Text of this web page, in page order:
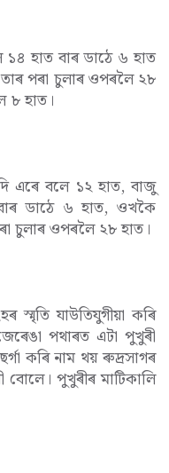
হাত বাৰ ডাঠে ৬ হাত
পৰা চুলাৰ ওপৰলৈ ২৮
৮ হাত।
এৰে বলে ১২ হাত, বাজু
ডাঠে ৬ হাত, ওখকৈ
চুলাৰ ওপৰলৈ ২৮ হাত।
স্মৃতি যাউতিযুগীয়া কৰি
পথাৰত এটা পুখুৰী
কৰি নাম থয় ৰুদ্ৰসাগৰ
পুখুৰীৰ মাটিকালি